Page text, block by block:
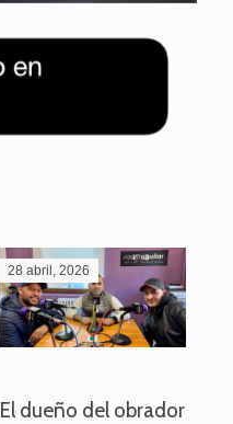
28 abril, 2026
El dueño del obrador